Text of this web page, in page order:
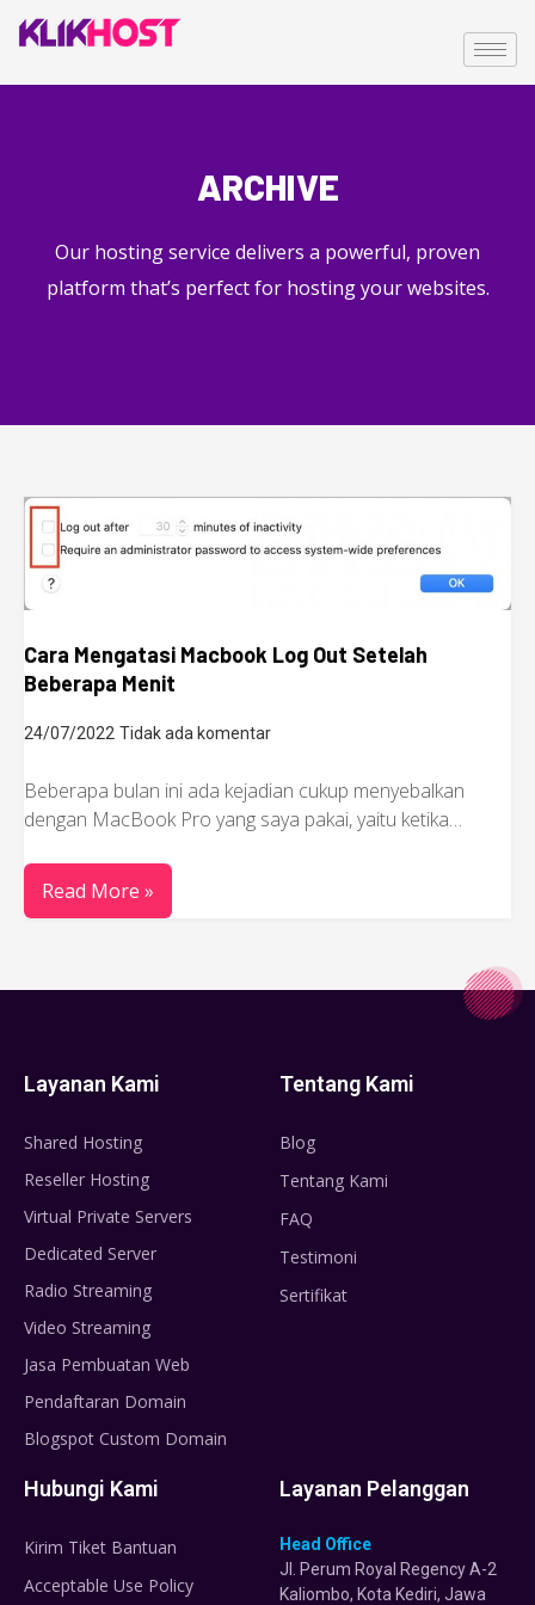
ARCHIVE
Our hosting service delivers a powerful, proven
platform that’s perfect for hosting your websites.
Cara Mengatasi Macbook Log Out Setelah
Beberapa Menit
24/07/2022 Tidak ada komentar
Beberapa bulan ini ada kejadian cukup menyebalkan
dengan MacBook Pro yang saya pakai, yaitu ketika…
Read More »
Layanan Kami
Shared Hosting
Reseller Hosting
Virtual Private Servers
Dedicated Server
Radio Streaming
Video Streaming
Jasa Pembuatan Web
Pendaftaran Domain
Blogspot Custom Domain
Tentang Kami
Blog
Tentang Kami
FAQ
Testimoni
Sertifikat
Hubungi Kami
Kirim Tiket Bantuan
Acceptable Use Policy
Layanan Pelanggan
Head Office
Jl. Perum Royal Regency A-2
Kaliombo, Kota Kediri, Jawa